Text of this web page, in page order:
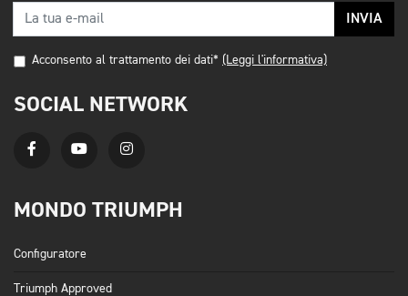
INVIA
Acconsento al trattamento dei dati* (Leggi l'informativa)
SOCIAL NETWORK
MONDO TRIUMPH
Configuratore
Triumph Approved